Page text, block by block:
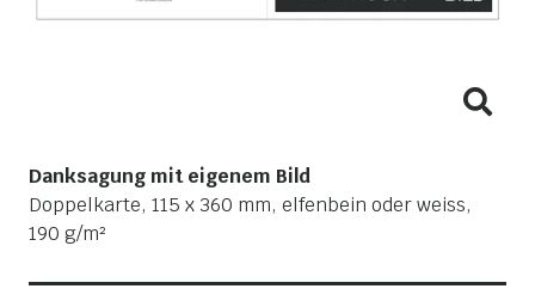
Danksagung mit eigenem Bild
Doppelkarte, 115 x 360 mm, elfenbein oder weiss,
190 g/m²